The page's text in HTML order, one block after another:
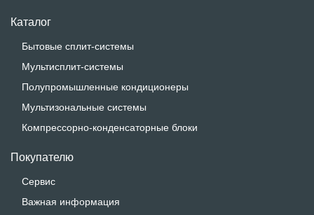
Каталог
Бытовые сплит-системы
Мультисплит-системы
Полупромышленные кондиционеры
Мультизональные системы
Компрессорно-конденсаторные блоки
Покупателю
Сервис
Важная информация